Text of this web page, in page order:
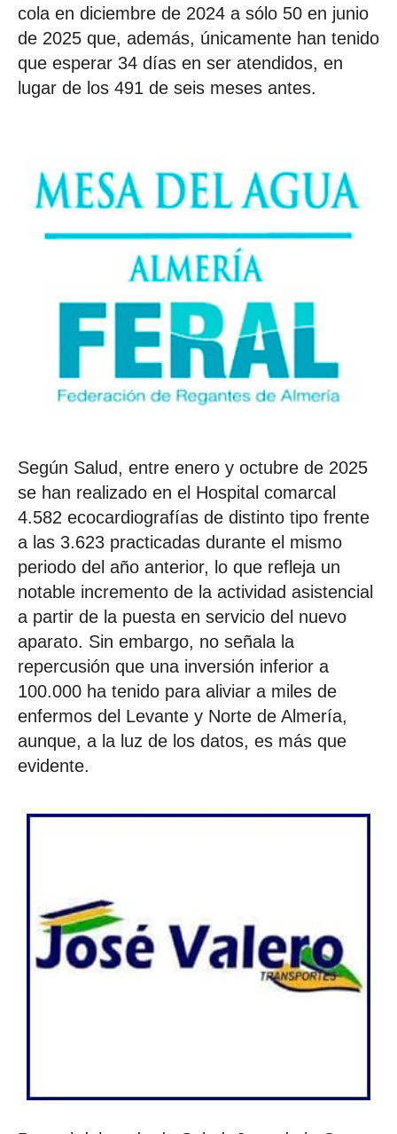
cola en diciembre de 2024 a sólo 50 en junio
de 2025 que, además, únicamente han tenido
que esperar 34 días en ser atendidos, en
lugar de los 491 de seis meses antes.
Según Salud, entre enero y octubre de 2025
se han realizado en el Hospital comarcal
4.582 ecocardiografías de distinto tipo frente
a las 3.623 practicadas durante el mismo
periodo del año anterior, lo que refleja un
notable incremento de la actividad asistencial
a partir de la puesta en servicio del nuevo
aparato. Sin embargo, no señala la
repercusión que una inversión inferior a
100.000 ha tenido para aliviar a miles de
enfermos del Levante y Norte de Almería,
aunque, a la luz de los datos, es más que
evidente.